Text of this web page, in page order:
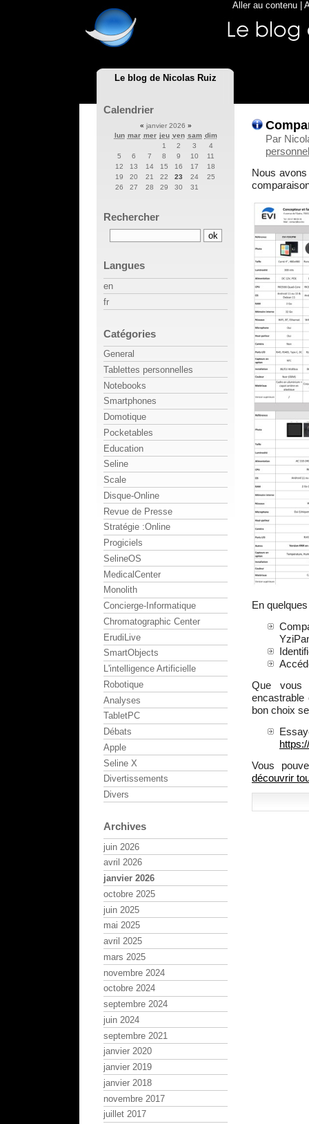
Le blog de Nicolas Ruiz
Aller au contenu
Par
Nous avons
En
Que vous
bon choix
Vous
découvrir
Calendrier
« janvier 2026 »
lun mar mer jeu ven sam dim
1
2 3
4
5
6 7 8 9 10
11
12
13 14 15 16 17
18
19
20 21 22 23 24
25
26
27 28 29 30 31
Rechercher
Langues
en
fr
Catégories
General
Tablettes personnelles
Notebooks
Smartphones
Domotique
Pocketables
Education
Seline
Scale
Disque-Online
Revue de Presse
Stratégie :Online
Progiciels
SelineOS
MedicalCenter
Monolith
Concierge-Informatique
Chromatographic Center
ErudiLive
SmartObjects
L'intelligence Artificielle
Robotique
Analyses
TabletPC
Débats
Apple
Seline X
Divertissements
Divers
Archives
juin 2026
avril 2026
janvier 2026
octobre 2025
juin 2025
mai 2025
avril 2025
mars 2025
novembre 2024
octobre 2024
septembre 2024
juin 2024
septembre 2021
janvier 2020
janvier 2019
janvier 2018
novembre 2017
juillet 2017